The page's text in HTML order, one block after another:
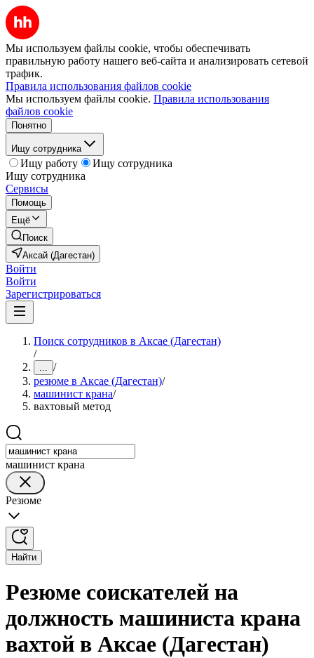
Мы используем файлы cookie, чтобы обеспечивать
правильную работу нашего веб-сайта и анализировать сетевой
трафик.
Правила использования файлов cookie
Мы используем файлы cookie. Правила использования
файлов cookie
Понятно
Ищу сотрудника
Ищу работу
Ищу сотрудника
Ищу сотрудника
Сервисы
Помощь
Ещё
Поиск
Аксай (Дагестан)
Войти
Войти
Зарегистрироваться
Поиск сотрудников в Аксае (Дагестан)
/
... /
резюме в Аксае (Дагестан)/
машинист крана/
вахтовый метод
машинист крана
Резюме
Найти
Резюме соискателей на
должность машиниста крана
вахтой в Аксае (Дагестан)